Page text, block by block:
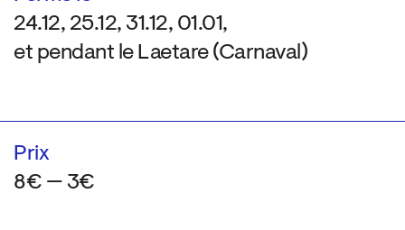
24.12, 25.12, 31.12, 01.01,
et pendant le Laetare (Carnaval)
Prix
8€ — 3€